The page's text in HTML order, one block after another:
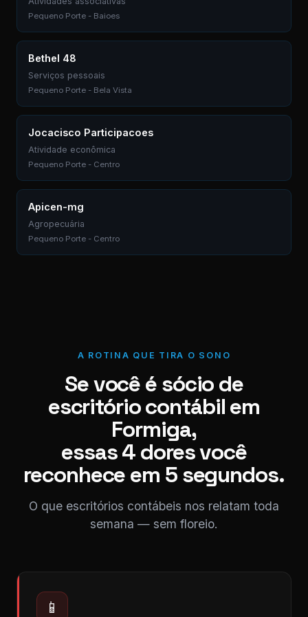
Pequeno Porte - Baioes
Bethel 48
Serviços pessoais
Pequeno Porte - Bela Vista
Jocacisco Participacoes
Atividade econômica
Pequeno Porte - Centro
Apicen-mg
Agropecuária
Pequeno Porte - Centro
A ROTINA QUE TIRA O SONO
Se você é sócio de
escritório contábil em
Formiga,
essas 4 dores você
reconhece em 5 segundos.
O que escritórios contábeis nos relatam toda
semana — sem floreio.
📱